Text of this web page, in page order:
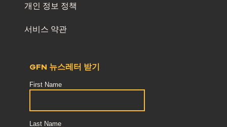
개인 정보 정책
서비스 약관
GFN 뉴스레터 받기